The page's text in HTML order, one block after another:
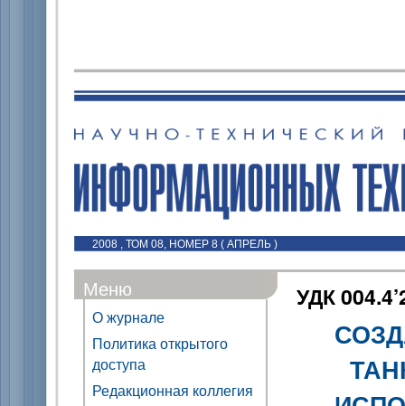
2008 , ТОМ 08, НОМЕР 8 ( АПРЕЛЬ )
Меню
О журнале
Политика открытого
доступа
Редакционная коллегия
УДК